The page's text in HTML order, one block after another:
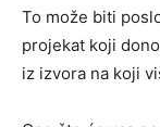
To može biti
projekat koji
iz izvora na koji